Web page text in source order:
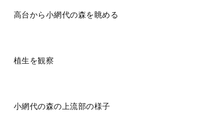
高台から小網代の森を眺める
植生を観察
小網代の森の上流部の様子